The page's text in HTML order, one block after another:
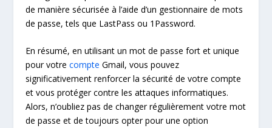
de manière sécurisée à l’aide d’un gestionnaire de mots
de passe, tels que LastPass ou 1Password.
En résumé, en utilisant un mot de passe fort et unique
pour votrecompte Gmail, vous pouvez
significativement renforcer la sécurité de votre compte
et vous protéger contre les attaques informatiques.
Alors, n’oubliez pas de changer régulièrement votre mot
de passe et de toujours opter pour une option